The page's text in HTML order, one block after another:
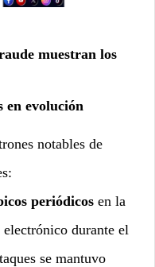
muestran los
en evolución
notables de
periódicos en la
durante el
se mantuvo